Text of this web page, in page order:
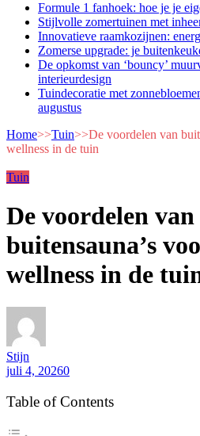
Formule 1 fanhoek: hoe je je
Stijlvolle zomertuinen met
Innovatieve raamkozijnen:
Zomerse upgrade: je
De opkomst van ‘bouncy’
interieurdesign
Tuindecoratie met
augustus
Home>>Tuin>>De voordelen van
wellness in de tuin
Tuin
De voordelen van
buitensauna’s
wellness in de
Stijn
juli 4, 20260
Table of Contents